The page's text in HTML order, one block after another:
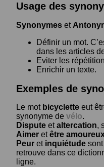
Usage des
Synonymes et
Définir un mot.
dans les articles
Eviter les
Enrichir un texte.
Exemples de
Le mot bicyclette eut
synonyme de vélo.
Dispute etaltercation,
Aimer etêtre
Peur et inquiétude
retrouve dans ce
ligne.